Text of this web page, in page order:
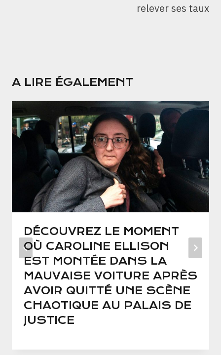
relever ses taux
A LIRE ÉGALEMENT
DÉCOUVREZ LE MOMENT
OÙ CAROLINE ELLISON
EST MONTÉE DANS LA
MAUVAISE VOITURE APRÈS
AVOIR QUITTÉ UNE SCÈNE
CHAOTIQUE AU PALAIS DE
JUSTICE